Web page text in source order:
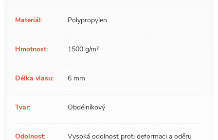
Materiál: Polypropylen
Hmotnost: 1500 g/m²
Délka vlasu: 6 mm
Tvar: Obdélníkový
Odolnost: Vysoká odolnost proti deformaci a oděru